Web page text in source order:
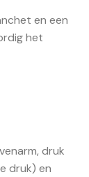
en een
het
druk
druk) en